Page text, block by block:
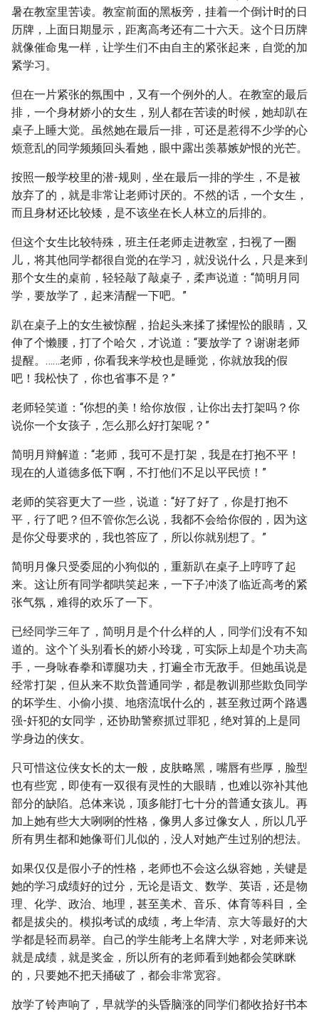
暑在教室里苦读。教室前面的黑板旁，挂着一个倒计时的日
历牌，上面日期显示，距离高考还有二十六天。这个日历牌
就像催命鬼一样，让学生们不由自主的紧张起来，自觉的加
紧学习。
但在一片紧张的氛围中，又有一个例外的人。在教室的最后
排，一个身材娇小的女生，别人都在苦读的时候，她却趴在
桌子上睡大觉。虽然她在最后一排，可还是惹得不少学的心
烦意乱的同学频频回头看她，眼中露出羡慕嫉妒恨的光芒。
按照一般学校里的潜-规则，坐在最后一排的学生，不是被
放弃了的，就是非常让老师讨厌的。不然的话，一个女生，
而且身材还比较矮，是不该坐在长人林立的后排的。
但这个女生比较特殊，班主任老师走进教室，扫视了一圈
儿，将其他同学都很自觉的在学习，就没说什么，只是来到
那个女生的桌前，轻轻敲了敲桌子，柔声说道：“简明月同
学，要放学了，起来清醒一下吧。”
趴在桌子上的女生被惊醒，抬起头来揉了揉惺忪的眼睛，又
伸了个懒腰，打了个哈欠，才说道：“要放学了？谢谢老师
提醒。……老师，你看我来学校也是睡觉，你就放我的假
吧！我松快了，你也省事不是？”
老师轻笑道：“你想的美！给你放假，让你出去打架吗？你
说你一个女孩子，怎么那么好打架呢？”
简明月辩解道：“老师，我可不是打架，我是在打抱不平！
现在的人道德多低下啊，不打他们不足以平民愤！”
老师的笑容更大了一些，说道：“好了好了，你是打抱不
平，行了吧？但不管你怎么说，我都不会给你假的，因为这
是你父母要求的，我也答应了，所以你就别想了。”
简明月像只受委屈的小狗似的，重新趴在桌子上哼哼了起
来。这让所有同学都哄笑起来，一下子冲淡了临近高考的紧
张气氛，难得的欢乐了一下。
已经同学三年了，简明月是个什么样的人，同学们没有不知
道的。这个丫头别看长的娇小玲珑，可实际上却是个功夫高
手，一身咏春拳和谭腿功夫，打遍全市无敌手。但她虽说是
经常打架，但从来不欺负普通同学，都是教训那些欺负同学
的坏学生、小偷小摸、地痞流氓什么的，甚至救过两个路遇
强-奸犯的女同学，还协助警察抓过罪犯，绝对算的上是同
学身边的侠女。
只可惜这位侠女长的太一般，皮肤略黑，嘴唇有些厚，脸型
也有些宽，即使有一双很有灵性的大眼睛，也难以弥补其他
部分的缺陷。总体来说，顶多能打七十分的普通女孩儿。再
加上她有些大大咧咧的性格，像男人多过像女人，所以几乎
所有男生都和她像哥们儿似的，没人对她产生过别的想法。
如果仅仅是假小子的性格，老师也不会这么纵容她，关键是
她的学习成绩好的过分，无论是语文、数学、英语，还是物
理、化学、政治、地理，甚至美术、音乐、体育等科目，全
都是拔尖的。模拟考试的成绩，考上华清、京大等最好的大
学都是轻而易举。自己的学生能考上名牌大学，对老师来说
就是成绩，就是奖金，所以所有的老师看到她都会笑眯眯
的，只要她不把天捅破了，都会非常宽容。
放学了铃声响了，早就学的头昏脑涨的同学们都收拾好书本